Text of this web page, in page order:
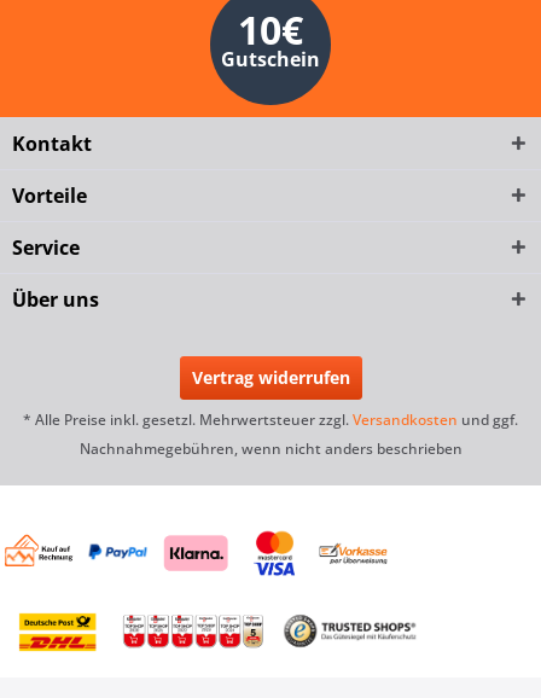
10€
Gutschein
Kontakt
Vorteile
Service
Über uns
Vertrag widerrufen
* Alle Preise inkl. gesetzl. Mehrwertsteuer zzgl.Versandkosten und ggf.
Nachnahmegebühren, wenn nicht anders beschrieben